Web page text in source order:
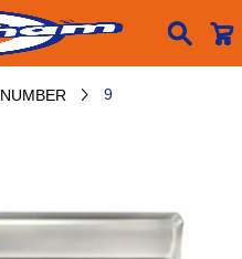

NUMBER  9